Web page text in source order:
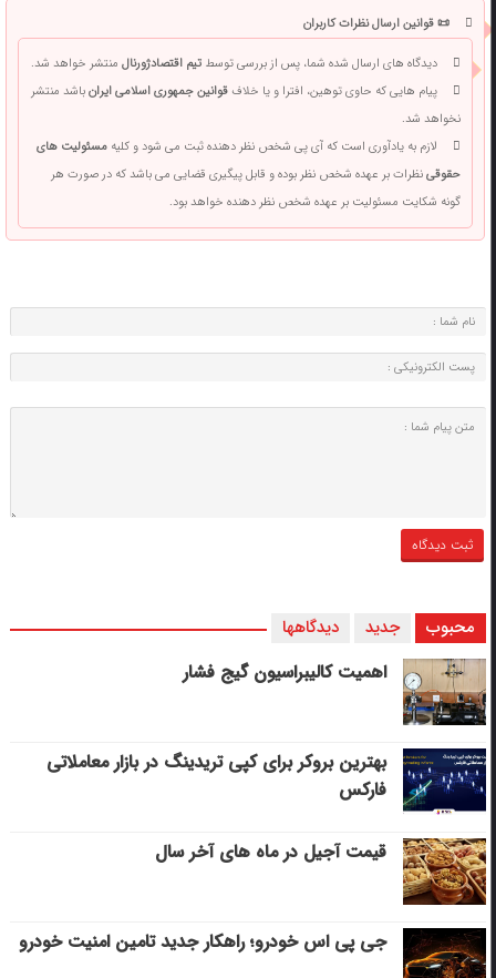
📜 قوانین ارسال نظرات کاربران
دیدگاه های ارسال شده شما، پس از بررسی توسطتیم اقتصادژورنالمنتشر خواهد شد.
پیام هایی که حاوی توهین، افترا و یا خلافقوانین جمهوری اسلامی ایرانباشد منتشر
نخواهد شد.
لازم به یادآوری است که آی پی شخص نظر دهنده ثبت می شود و کلیهمسئولیت های
حقوقینظرات بر عهده شخص نظر بوده و قابل پیگیری قضایی می باشد که در صورت هر
گونه شکایت مسئولیت بر عهده شخص نظر دهنده خواهد بود.
محبوب جدید دیدگاهها
اهمیت کالیبراسیون گیج فشار
بهترین بروکر برای کپی‌ تریدینگ در بازار معاملاتی
فارکس
قیمت آجیل در ماه های آخر سال
جی پی اس خودرو؛ راهکار جدید تامین امنیت خودرو